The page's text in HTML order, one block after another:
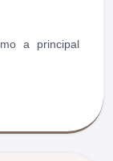
a principal